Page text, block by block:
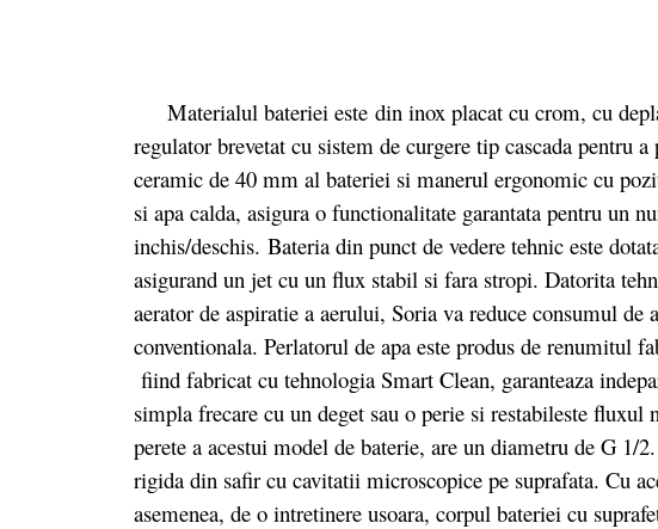
Materialul bateriei este din inox placat cu crom, cu
regulator brevetat cu sistem de curgere tip cascada pentru
ceramic de 40 mm al bateriei si manerul ergonomic cu
si apa calda, asigura o functionalitate garantata pentru un
inchis/deschis. Bateria din punct de vedere tehnic este
asigurand un jet cu un flux stabil si fara stropi. Datorita
aerator de aspiratie a aerului, Soria va reduce consumul de
conventionala. Perlatorul de apa este produs de renumitul
fiind fabricat cu tehnologia Smart Clean, garanteaza
simpla frecare cu un deget sau o perie si restabileste
perete a acestui model de baterie, are un diametru de G 1/
rigida din safir cu cavitatii microscopice pe suprafata. Cu
asemenea, de o intretinere usoara, corpul bateriei cu